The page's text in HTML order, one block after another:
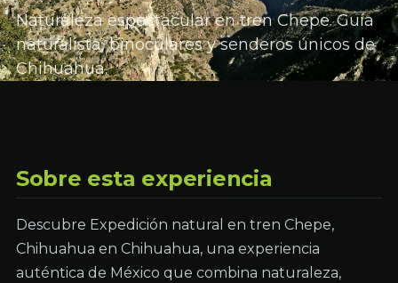
Naturaleza espectacular en tren Chepe. Guía
naturalista, binoculares y senderos únicos de
Chihuahua.
Sobre esta experiencia
Descubre Expedición natural en tren Chepe,
Chihuahua en Chihuahua, una experiencia
auténtica de México que combina naturaleza,